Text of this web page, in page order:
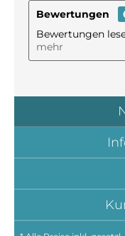
Bewertungen
Bewertungen
mehr